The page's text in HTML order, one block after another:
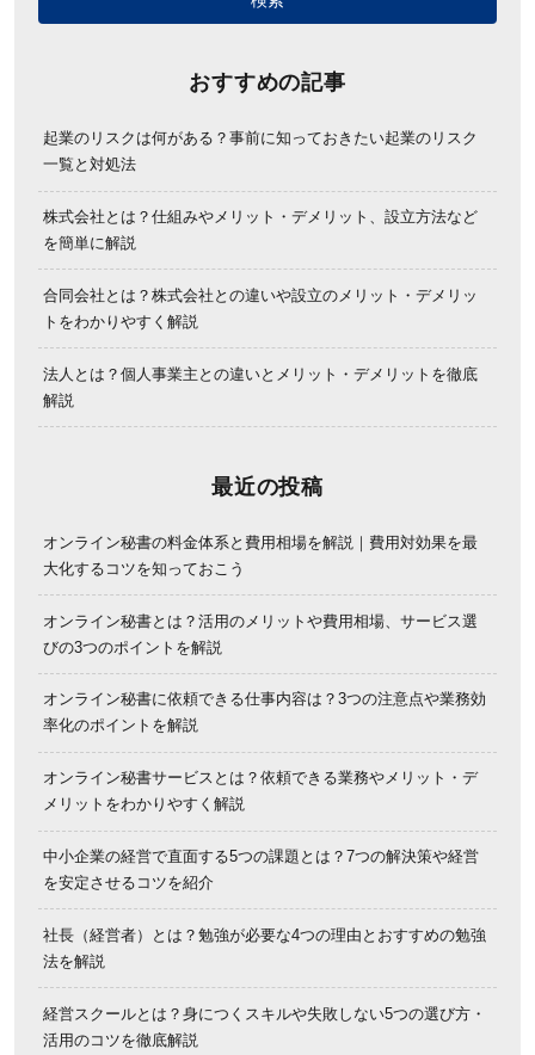
おすすめの記事
起業のリスクは何がある？事前に知っておきたい起業のリスク
一覧と対処法
株式会社とは？仕組みやメリット・デメリット、設立方法など
を簡単に解説
合同会社とは？株式会社との違いや設立のメリット・デメリッ
トをわかりやすく解説
法人とは？個人事業主との違いとメリット・デメリットを徹底
解説
最近の投稿
オンライン秘書の料金体系と費用相場を解説｜費用対効果を最
大化するコツを知っておこう
オンライン秘書とは？活用のメリットや費用相場、サービス選
びの3つのポイントを解説
オンライン秘書に依頼できる仕事内容は？3つの注意点や業務効
率化のポイントを解説
オンライン秘書サービスとは？依頼できる業務やメリット・デ
メリットをわかりやすく解説
中小企業の経営で直面する5つの課題とは？7つの解決策や経営
を安定させるコツを紹介
社長（経営者）とは？勉強が必要な4つの理由とおすすめの勉強
法を解説
経営スクールとは？身につくスキルや失敗しない5つの選び方・
活用のコツを徹底解説